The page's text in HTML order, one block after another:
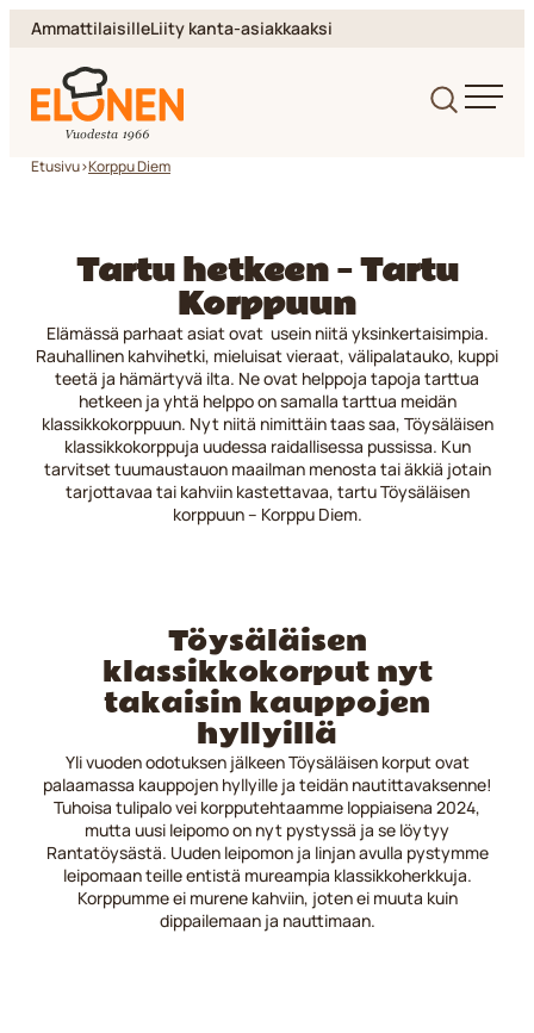
Siirry
sisältöön
AmmattilaisilleLiity kanta-asiakkaaksi
Elonen
Etusivu>Korppu Diem
Tartu hetkeen – Tartu
Korppuun
Elämässä parhaat asiat ovat usein niitä yksinkertaisimpia.
Rauhallinen kahvihetki, mieluisat vieraat, välipalatauko, kuppi
teetä ja hämärtyvä ilta. Ne ovat helppoja tapoja tarttua
hetkeen ja yhtä helppo on samalla tarttua meidän
klassikkokorppuun. Nyt niitä nimittäin taas saa, Töysäläisen
klassikkokorppuja uudessa raidallisessa pussissa. Kun
tarvitset tuumaustauon maailman menosta tai äkkiä jotain
tarjottavaa tai kahviin kastettavaa, tartu Töysäläisen
korppuun – Korppu Diem.
Töysäläisen
klassikkokorput nyt
takaisin kauppojen
hyllyillä
Yli vuoden odotuksen jälkeen Töysäläisen korput ovat
palaamassa kauppojen hyllyille ja teidän nautittavaksenne!
Tuhoisa tulipalo vei korpputehtaamme loppiaisena 2024,
mutta uusi leipomo on nyt pystyssä ja se löytyy
Rantatöysästä. Uuden leipomon ja linjan avulla pystymme
leipomaan teille entistä mureampia klassikkoherkkuja.
Korppumme ei murene kahviin, joten ei muuta kuin
dippailemaan ja nauttimaan.